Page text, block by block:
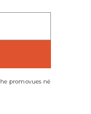
promovues në